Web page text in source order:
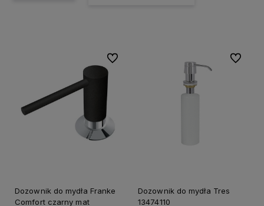
Dozownik do mydła Franke
Comfort czarny mat
Do ulubionych
Dozownik do mydła Tres
13474110
Do